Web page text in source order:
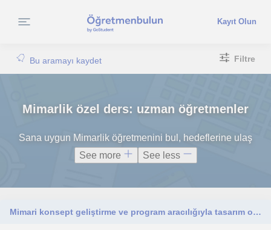
Kayıt Olun
Bu aramayı kaydet Filtre
Mimarlik özel ders: uzman öğretmenler
Sana uygun Mimarlik öğretmenini bul, hedeflerine ulaş
See more
See less
Mimari konsept geliştirme ve program aracılığıyla tasarım oluşturma